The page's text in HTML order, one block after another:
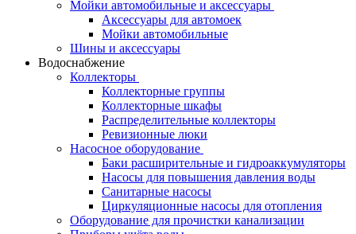
Мойки автомобильные и аксессуары
Аксессуары для автомоек
Мойки автомобильные
Шины и аксессуары
Водоснабжение
Коллекторы
Коллекторные группы
Коллекторные шкафы
Распределительные коллекторы
Ревизионные люки
Насосное оборудование
Баки расширительные и гидроаккумуляторы
Насосы для повышения давления воды
Санитарные насосы
Циркуляционные насосы для отопления
Оборудование для прочистки канализации